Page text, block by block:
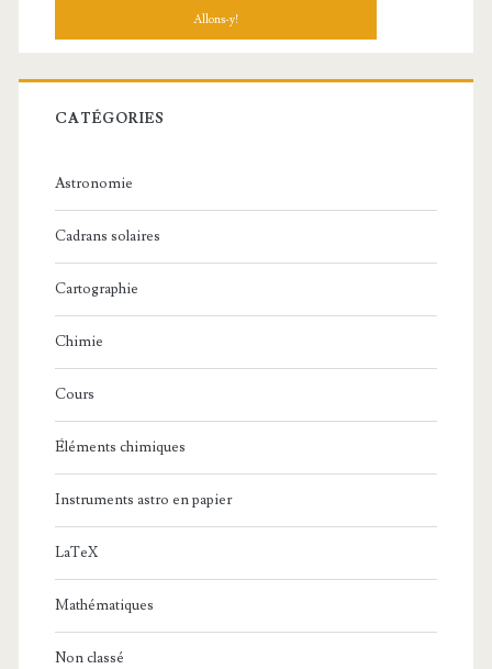
CATÉGORIES
Astronomie
Cadrans solaires
Cartographie
Chimie
Cours
Éléments chimiques
Instruments astro en papier
LaTeX
Mathématiques
Non classé